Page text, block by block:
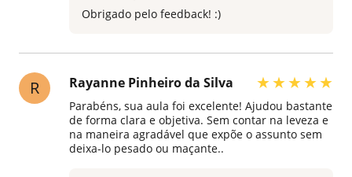
Obrigado pelo feedback! :)
R Rayanne Pinheiro da Silva ★★★★★
Parabéns, sua aula foi excelente! Ajudou bastante
de forma clara e objetiva. Sem contar na leveza e
na maneira agradável que expõe o assunto sem
deixa-lo pesado ou maçante..